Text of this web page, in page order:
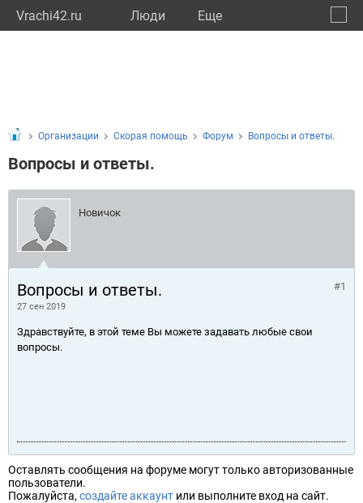
Vrachi42.ru Люди Eще
Организации Скорая помощь Форум Вопросы и ответы.
Вопросы и ответы.
Новичок
Вопросы и ответы.
27 сен 2019
#1
Здравствуйте, в этой теме Вы можете задавать любые свои
вопросы.
Оставлять сообщения на форуме могут только авторизованные
пользователи.
Пожалуйста, создайте аккаунт или выполните вход на сайт.